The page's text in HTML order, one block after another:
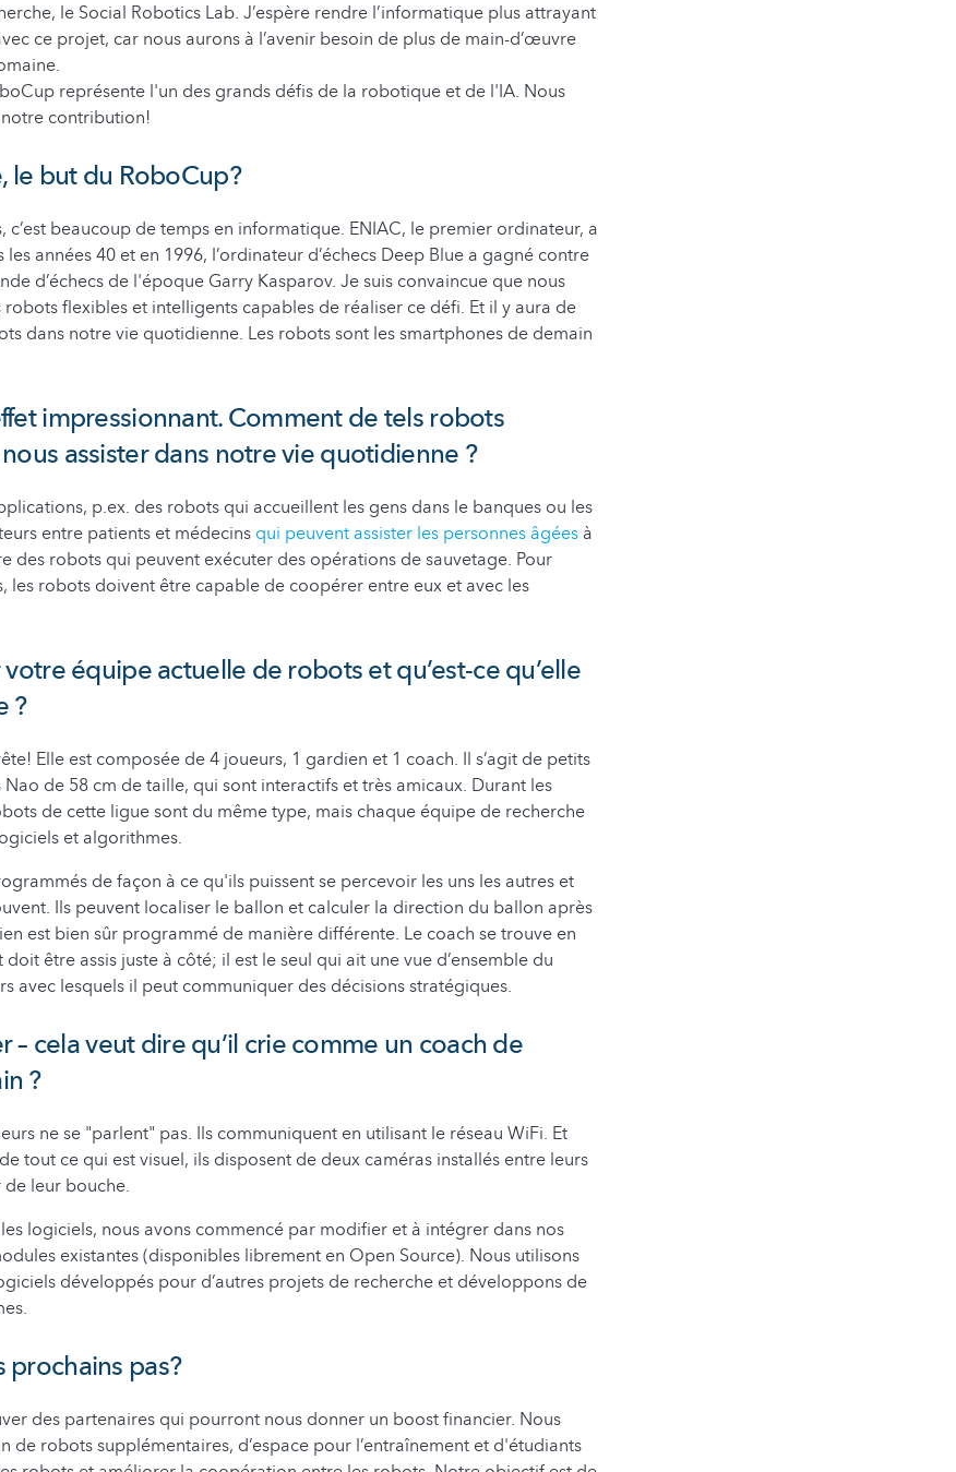
le Social Robotics Lab. J’espère rendre l’informatique plus attrayant
ce projet, car nous aurons à l’avenir besoin de plus de main-d’œuvre
représente l'un des grands défis de la robotique et de l'IA. Nous
contribution!
le but du RoboCup?
c’est beaucoup de temps en informatique. ENIAC, le premier ordinateur, a
années 40 et en 1996, l’ordinateur d’échecs Deep Blue a gagné contre
d’échecs de l'époque Garry Kasparov. Je suis convaincue que nous
robots flexibles et intelligents capables de réaliser ce défi. Et il y aura de
dans notre vie quotidienne. Les robots sont les smartphones de demain
impressionnant. Comment de tels robots
assister dans notre vie quotidienne ?
p.ex. des robots qui accueillent les gens dans le banques ou les
entre patients et médecins qui peuvent assister les personnes âgées à
des robots qui peuvent exécuter des opérations de sauvetage. Pour
les robots doivent être capable de coopérer entre eux et avec les
votre équipe actuelle de robots et qu’est-ce qu’elle
?
Elle est composée de 4 joueurs, 1 gardien et 1 coach. Il s’agit de petits
de 58 cm de taille, qui sont interactifs et très amicaux. Durant les
de cette ligue sont du même type, mais chaque équipe de recherche
et algorithmes.
de façon à ce qu'ils puissent se percevoir les uns les autres et
Ils peuvent localiser le ballon et calculer la direction du ballon après
est bien sûr programmé de manière différente. Le coach se trouve en
être assis juste à côté; il est le seul qui ait une vue d’ensemble du
avec lesquels il peut communiquer des décisions stratégiques.
– cela veut dire qu’il crie comme un coach de
?
ne se "parlent" pas. Ils communiquent en utilisant le réseau WiFi. Et
tout ce qui est visuel, ils disposent de deux caméras installés entre leurs
leur bouche.
logiciels, nous avons commencé par modifier et à intégrer dans nos
existantes (disponibles librement en Open Source). Nous utilisons
développés pour d’autres projets de recherche et développons de
prochains pas?
des partenaires qui pourront nous donner un boost financier. Nous
de robots supplémentaires, d’espace pour l’entraînement et d'étudiants